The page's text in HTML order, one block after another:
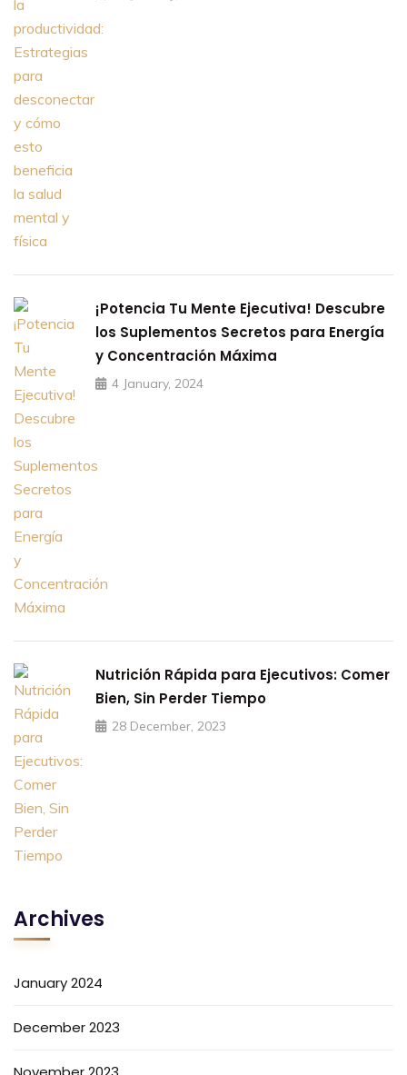
¡Potencia Tu Mente Ejecutiva! Descubre
los Suplementos Secretos para Energía
y Concentración Máxima
4 January, 2024
Nutrición Rápida para Ejecutivos: Comer
Bien, Sin Perder Tiempo
28 December, 2023
Archives
January 2024
December 2023